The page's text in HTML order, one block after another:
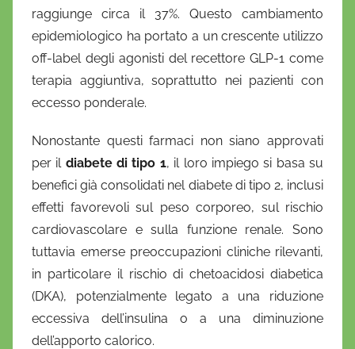
raggiunge circa il 37%. Questo cambiamento
epidemiologico ha portato a un crescente utilizzo
off-label degli agonisti del recettore GLP-1 come
terapia aggiuntiva, soprattutto nei pazienti con
eccesso ponderale.
Nonostante questi farmaci non siano approvati
per il diabete di tipo 1, il loro impiego si basa su
benefici già consolidati nel diabete di tipo 2, inclusi
effetti favorevoli sul peso corporeo, sul rischio
cardiovascolare e sulla funzione renale. Sono
tuttavia emerse preoccupazioni cliniche rilevanti,
in particolare il rischio di chetoacidosi diabetica
(DKA), potenzialmente legato a una riduzione
eccessiva dell’insulina o a una diminuzione
dell’apporto calorico.